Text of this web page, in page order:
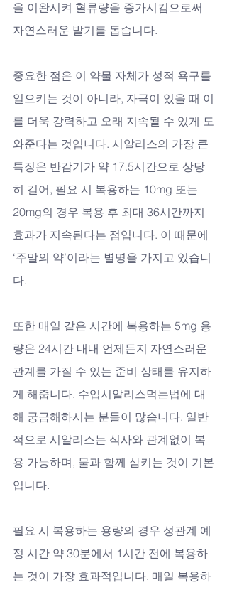
을 이완시켜 혈류량을 증가시킴으로써
자연스러운 발기를 돕습니다.
중요한 점은 이 약물 자체가 성적 욕구를
일으키는 것이 아니라, 자극이 있을 때 이
를 더욱 강력하고 오래 지속될 수 있게 도
와준다는 것입니다. 시알리스의 가장 큰
특징은 반감기가 약 17.5시간으로 상당
히 길어, 필요 시 복용하는 10mg 또는
20mg의 경우 복용 후 최대 36시간까지
효과가 지속된다는 점입니다. 이 때문에
‘주말의 약’이라는 별명을 가지고 있습니
다.
또한 매일 같은 시간에 복용하는 5mg 용
량은 24시간 내내 언제든지 자연스러운
관계를 가질 수 있는 준비 상태를 유지하
게 해줍니다. 수입시알리스먹는법에 대
해 궁금해하시는 분들이 많습니다. 일반
적으로 시알리스는 식사와 관계없이 복
용 가능하며, 물과 함께 삼키는 것이 기본
입니다.
필요 시 복용하는 용량의 경우 성관계 예
정 시간 약 30분에서 1시간 전에 복용하
는 것이 가장 효과적입니다. 매일 복용하